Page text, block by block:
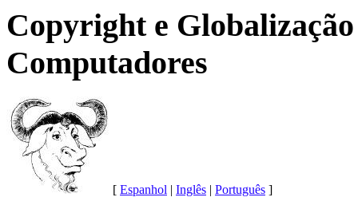
Copyright e
Computadores
[ Espanhol | Inglês | Português ]